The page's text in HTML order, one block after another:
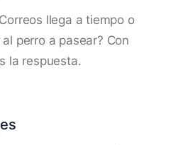
llega a tiempo o
perro a pasear? Con
la respuesta.